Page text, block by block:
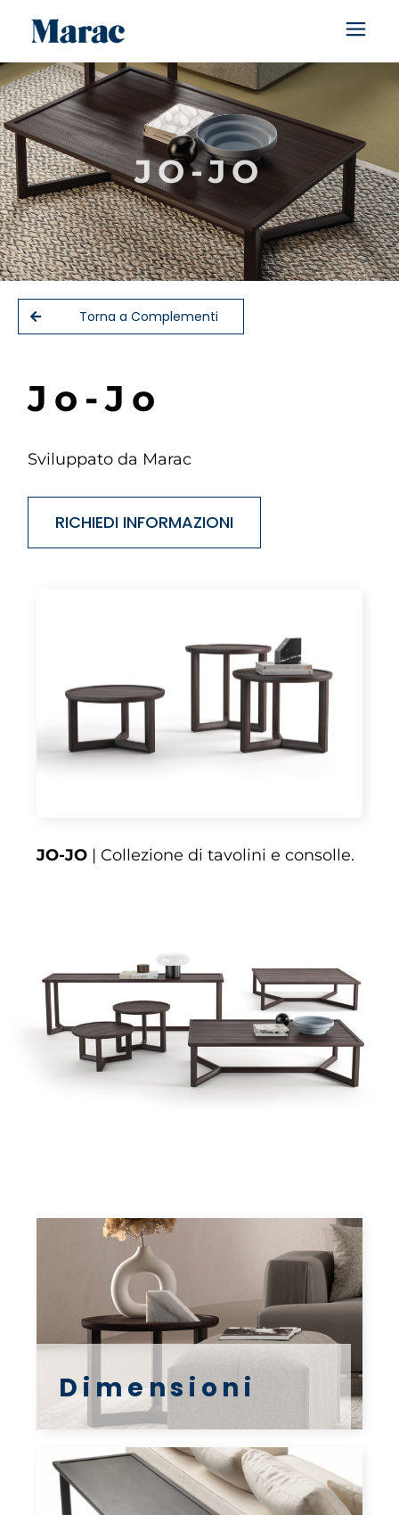
JO-JO
Torna a Complementi
JO-JO | Collezione di tavolini e consolle.
J o -J o
Sviluppato da Marac
RICHIEDI INFORMAZIONI
Dimensioni